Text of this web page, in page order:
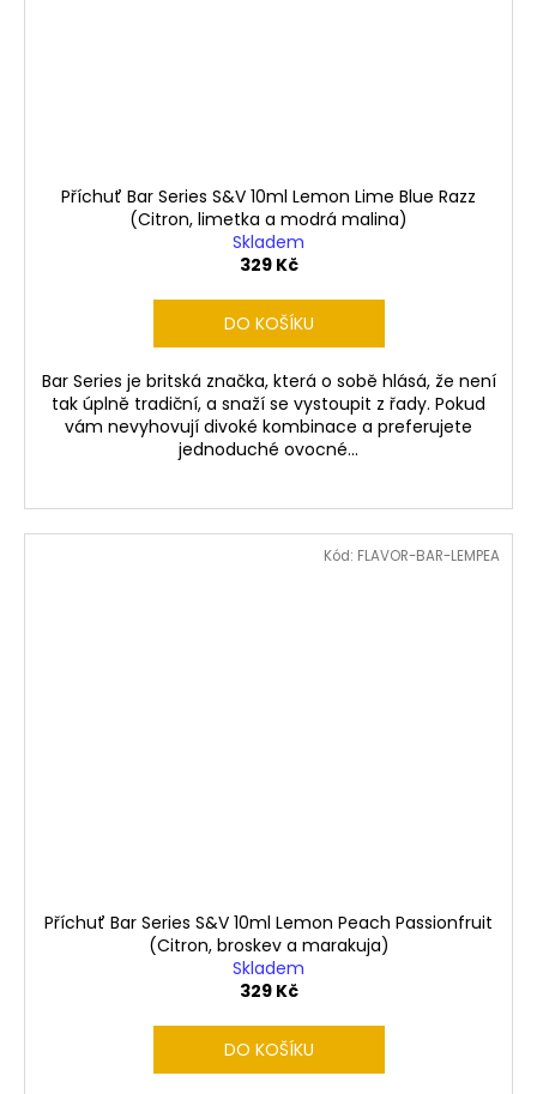
Příchuť Bar Series S&V 10ml Lemon Lime Blue Razz
(Citron, limetka a modrá malina)
Skladem
329 Kč
DO KOŠÍKU
Bar Series je britská značka, která o sobě hlásá, že není
tak úplně tradiční, a snaží se vystoupit z řady. Pokud
vám nevyhovují divoké kombinace a preferujete
jednoduché ovocné...
Příchuť Bar Series S&V 10ml Lemon Peach Passionfruit
(Citron, broskev a marakuja)
Skladem
329 Kč
DO KOŠÍKU
Kód: FLAVOR-BAR-LEMPEA